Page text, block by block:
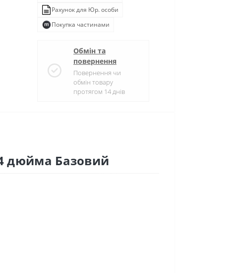
Рахунок для Юр. особи
Покупка частинами
Обмін та
повернення
Повернення чи
обмін товару
протягом 14 днів
дюйма Базовий